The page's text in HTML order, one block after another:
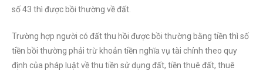
số 43 thì được bồi thường về đất.
Trường hợp người có đất thu hồi được bồi thường bằng tiền thì số
tiền bồi thường phải trừ khoản tiền nghĩa vụ tài chính theo quy
định của pháp luật về thu tiền sử dụng đất, tiền thuê đất, thuê